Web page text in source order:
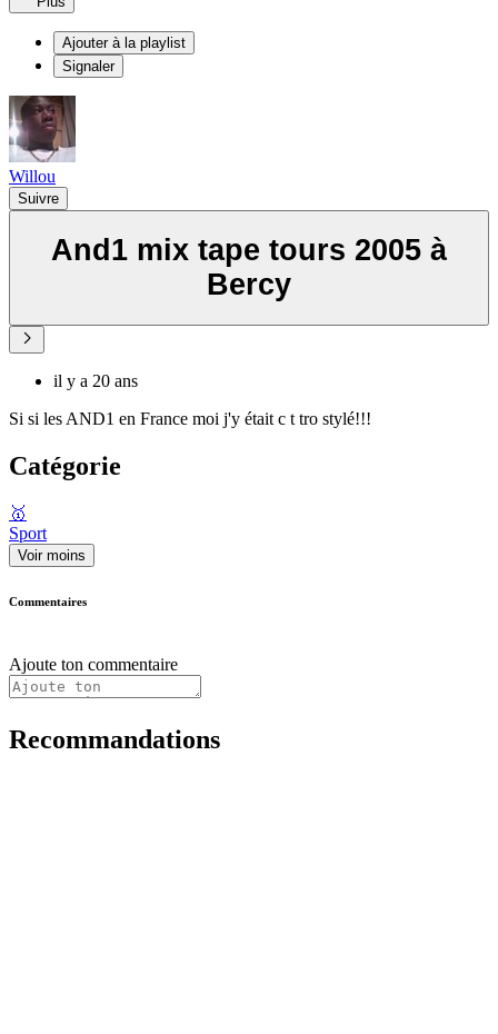
Ajouter à la playlist
Signaler
Willou
Suivre
And1 mix tape tours 2005 à
Bercy
il y a 20 ans
Si si les AND1 en France moi j'y était c t tro stylé!!!
Catégorie
🥇
Sport
Voir moins
Commentaires
Ajoute ton commentaire
Recommandations